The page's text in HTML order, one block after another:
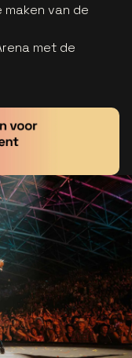
van de
met de